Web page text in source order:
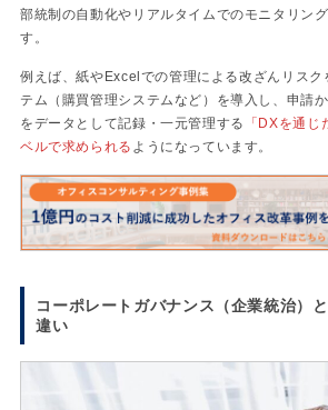
部統制の自動化やリアルタイムでのモニタリン
す。
例えば、紙やExcelでの管理による改ざんリスク
テム（購買管理システムなど）を導入し、申請
をデータとして記録・一元管理する
「DXを通
ベルで求められる ようになっています。
コーポレートガバナンス（企業統治）
違い